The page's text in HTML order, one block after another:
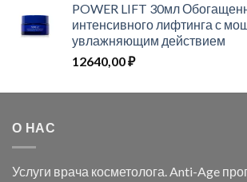
POWER LIFT 30мл
интенсивного лифтинга с
увлажняющим действием
12640,00₽
О НАС
Услуги врача косметолога. Anti-Age